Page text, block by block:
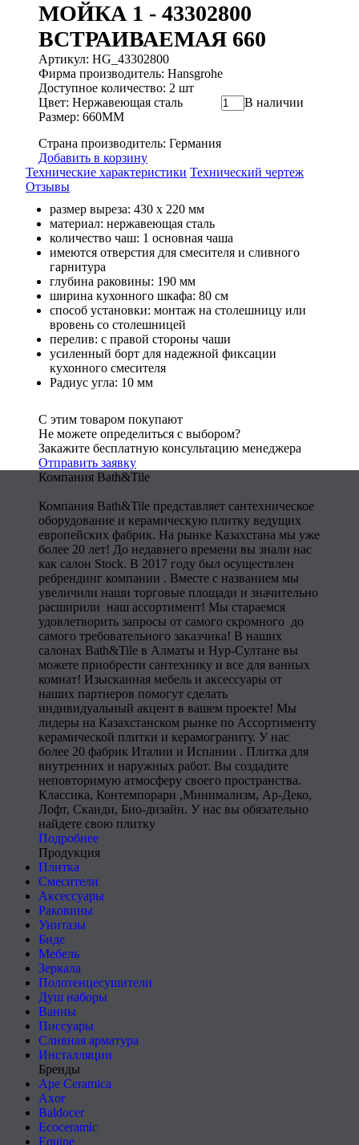
МОЙКА 1 - 43302800
ВСТРАИВАЕМАЯ 660
Артикул: HG_43302800
Фирма производитель: Hansgrohe
Доступное количество: 2 шт
Цвет: Нержавеющая сталь
Размер: 660ММ
Страна производитель: Германия
В наличии
Добавить в корзину
Технические характеристики Технический чертеж
Отзывы
размер выреза: 430 x 220 мм
материал: нержавеющая сталь
количество чаш: 1 основная чаша
имеются отверстия для смесителя и сливного
гарнитура
глубина раковины: 190 мм
ширина кухонного шкафа: 80 см
способ установки: монтаж на столешницу или
вровень со столешницей
перелив: с правой стороны чаши
усиленный борт для надежной фиксации
кухонного смесителя
Радиус угла: 10 мм
С этим товаром покупают
Не можете определиться с выбором?
Закажите бесплатную консультацию менеджера
Отправить заявку
Компания Bath&Tile
Компания Bath&Tile представляет сантехническое
оборудование и керамическую плитку ведущих
европейских фабрик. На рынке Казахстана мы уже
более 20 лет! До недавнего времени вы знали нас
как салон Stock. В 2017 году был осуществлен
ребрендинг компании . Вместе с названием мы
увеличили наши торговые площади и значительно
расширили наш ассортимент! Мы стараемся
удовлетворить запросы от самого скромного до
самого требовательного заказчика! В наших
салонах Bath&Tile в Алматы и Нур-Султане вы
можете приобрести сантехнику и все для ванных
комнат! Изысканная мебель и аксессуары от
наших партнеров помогут сделать
индивидуальный акцент в вашем проекте! Мы
лидеры на Казахстанском рынке по Ассортименту
керамической плитки и керамограниту. У нас
более 20 фабрик Италии и Испании . Плитка для
внутренних и наружных работ. Вы создадите
неповторимую атмосферу своего пространства.
Классика, Контемпорари ,Минимализм, Ар-Деко,
Лофт, Сканди, Био-дизайн. У нас вы обязательно
найдете свою плитку
Подробнее
Продукция
Плитка
Смесители
Аксессуары
Раковины
Унитазы
Биде
Мебель
Зеркала
Полотенцесушители
Душ наборы
Ванны
Писсуары
Сливная арматура
Инсталляции
Бренды
Ape Ceramica
Axor
Baldocer
Ecoceramic
Equipe